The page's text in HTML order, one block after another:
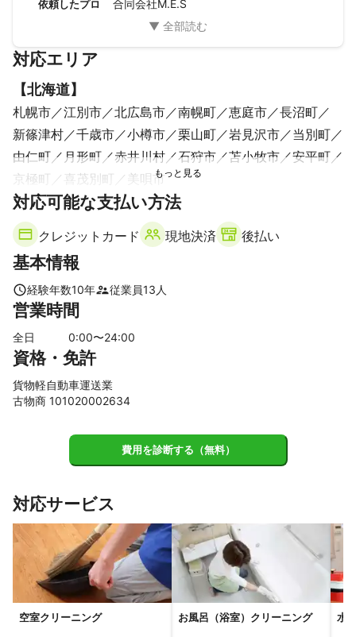
依頼したプロ 合同会社M.E.S
対応エリア
【北海道】
札幌市 江別市 北広島市 南幌町 恵庭市
長沼町
新篠津村
千歳市 小樽市 栗山町 岩見沢市
当別町
由仁町
月形町 赤井川村 石狩市 苫小牧市
安平町
京極町
喜茂別町 美唄市
対応可能な支払い方法
クレジットカード 現地決済 後払い
基本情報
経験年数10年 従業員13 人
営業時間
全日 0:00〜24:00
資格・免許
貨物軽自動車運送業
古物商 101020002634
費用を診断する（無料）
対応サービス
空室クリーニング お風呂（浴室）クリーニング 水